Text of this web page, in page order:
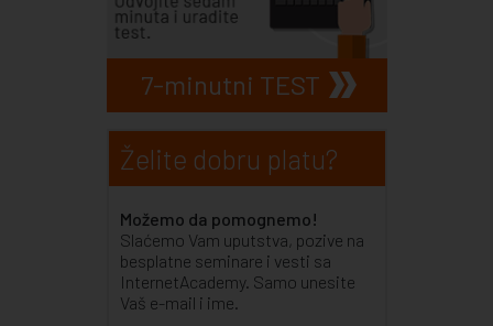
7-minutni TEST
Želite dobru platu?
Možemo da pomognemo!
Slaćemo Vam uputstva, pozive na
besplatne seminare i vesti sa
InternetAcademy. Samo unesite
Vaš e-mail i ime.